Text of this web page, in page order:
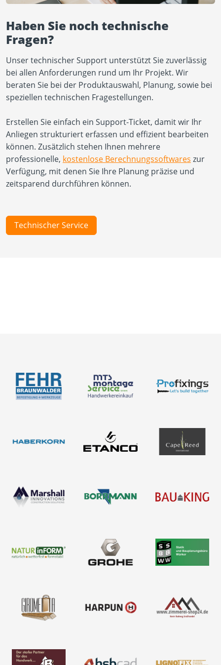
Haben Sie noch technische
Fragen?
Unser technischer Support unterstützt Sie zuverlässig
bei allen Anforderungen rund um Ihr Projekt. Wir
beraten Sie bei der Produktauswahl, Planung, sowie bei
speziellen technischen Fragestellungen.
Erstellen Sie einfach ein Support-Ticket, damit wir Ihr
Anliegen strukturiert erfassen und effizient bearbeiten
können. Zusätzlich stehen Ihnen mehrere
professionelle, kostenlose Berechnungssoftwares zur
Verfügung, mit denen Sie Ihre Planung präzise und
zeitsparend durchführen können.
Technischer Service